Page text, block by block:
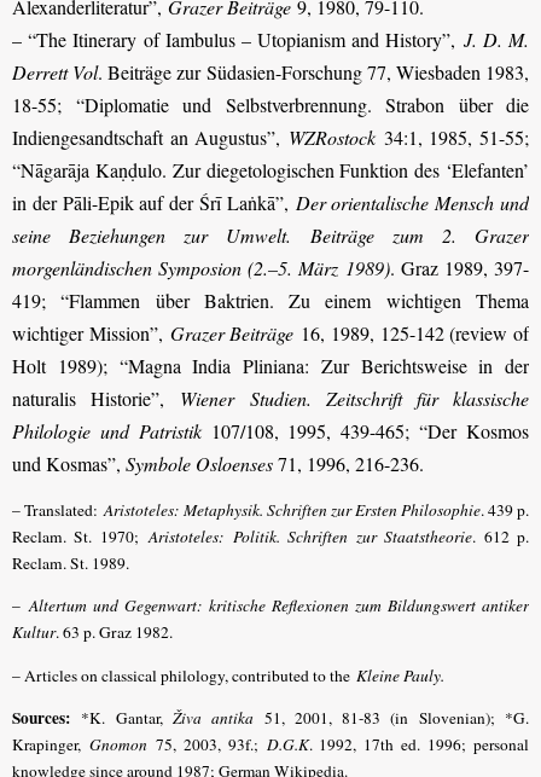
Alexanderliteratur”, Grazer Beiträge 9, 1980, 79-110.
– “The Itinerary of Iambulus – Utopianism and History”, J. D. M.
Derrett Vol. Beiträge zur Südasien-Forschung 77, Wiesbaden 1983,
18-55; “Diplomatie und Selbstverbrennung. Strabon über die
Indiengesandtschaft an Augustus”, WZRostock 34:1, 1985, 51-55;
“Nāgarāja Kaṇḍulo. Zur diegetologischen Funktion des ‘Elefanten’
in der Pāli-Epik auf der Śrī Laṅkā”, Der orientalische Mensch und
seine Beziehungen zur Umwelt. Beiträge zum 2. Grazer
morgenländischen Symposion (2.–5. März 1989). Graz 1989, 397-
419; “Flammen über Baktrien. Zu einem wichtigen Thema
wichtiger Mission”, Grazer Beiträge 16, 1989, 125-142 (review of
Holt 1989); “Magna India Pliniana: Zur Berichtsweise in der
naturalis Historie”, Wiener Studien. Zeitschrift für klassische
Philologie und Patristik107/108, 1995, 439-465; “Der Kosmos
und Kosmas”, Symbole Osloenses71, 1996, 216-236.
– Translated:Aristoteles: Metaphysik. Schriften zur Ersten Philosophie. 439 p.
Reclam. St. 1970;Aristoteles: Politik. Schriften zur Staatstheorie. 612 p.
Reclam. St. 1989.
–Altertum und Gegenwart: kritische Reflexionen zum Bildungswert antiker
Kultur. 63 p. Graz 1982.
– Articles on classical philology, contributed to the Kleine Pauly.
Sources: *K. Gantar, Živa antika 51, 2001, 81-83 (in Slovenian); *G.
Krapinger, Gnomon 75, 2003, 93f.; D.G.K. 1992, 17th ed. 1996; personal
knowledge since around 1987; German Wikipedia.